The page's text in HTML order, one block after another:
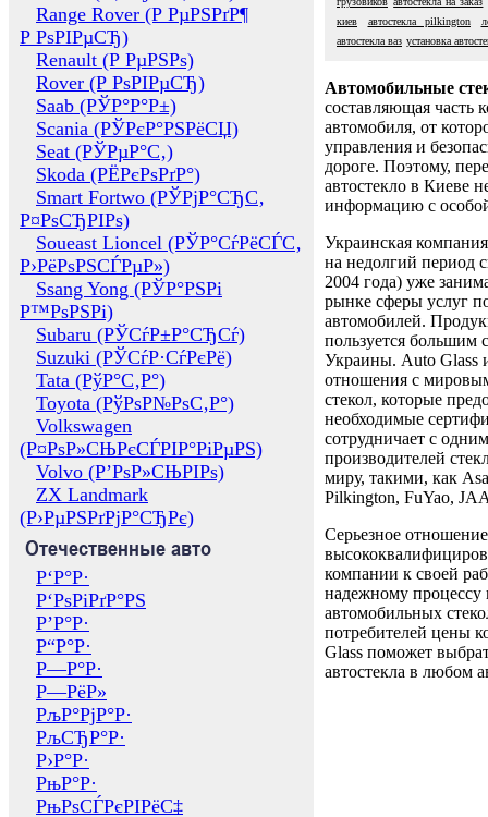
Range Rover (Р РµРЅРґР¶
Р РѕРІРµСЂ)
Renault (Р РµРЅРѕ)
Rover (Р РѕРІРµСЂ)
Saab (РЎР°Р°Р±)
Scania (РЎРєР°РЅРёСЏ)
Seat (РЎРµР°С‚)
Skoda (РЁРєРѕРґР°)
Smart Fortwo (РЎРјР°СЂС‚
Р¤РѕСЂРІРѕ)
Soueast Lioncel (РЎР°СѓРёСЃС‚
Р›РёРѕРЅСЃРµР»)
Ssang Yong (РЎР°РЅРі
Р™РѕРЅРі)
Subaru (РЎСѓР±Р°СЂСѓ)
Suzuki (РЎСѓР·СѓРєРё)
Tata (РўР°С‚Р°)
Toyota (РўРѕР№РѕС‚Р°)
Volkswagen
(Р¤РѕР»СЊРєСЃРІР°РіРµРЅ)
Volvo (Р’РѕР»СЊРІРѕ)
ZX Landmark
(Р›РµРЅРґРјР°СЂРє)
Отечественные авто
Р‘Р°Р·
Р‘РѕРіРґР°РЅ
Р’Р°Р·
Р“Р°Р·
Р—Р°Р·
Р—РёР»
РљР°РјР°Р·
РљСЂР°Р·
Р›Р°Р·
РњР°Р·
РњРѕСЃРєРІРёС‡
киев
автостекла pilkington
автостекла ваз установка
Автомобильные
составляющая часть
автомобиля, от
управления и
дороге. Поэтому,
автостекло в Киеве
информацию с
Украинская
на недолгий период
2004 года) уже
рынке сферы услуг
автомобилей.
пользуется большим
Украины. Auto Glass
отношения с
стекол, которые
необходимые
сотрудничает с
производителей
миру, такими, как
Pilkington, FuYao,
Серьезное отношение
компании к своей
надежному процессу
автомобильных
потребителей цены
Glass поможет
автостекла в любом